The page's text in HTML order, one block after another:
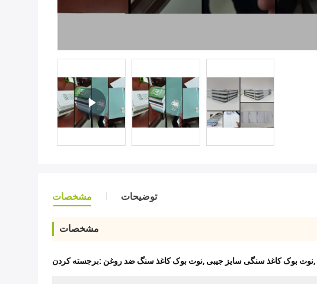
مشخصات توضیحات
مشخصات
برجسته کردن: نوت بوک کاغذ سنگ ضد روغن, نوت بوک کاغذ سنگی سایز جیبی,